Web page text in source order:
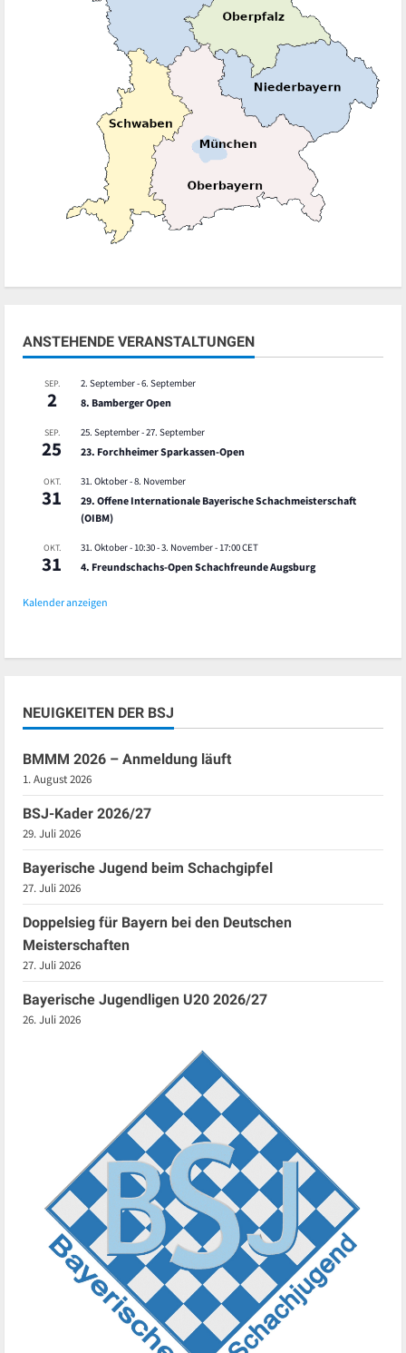
ANSTEHENDE VERANSTALTUNGEN
SEP.
2
2. September-6. September
8. Bamberger Open
SEP.
25
25. September-27. September
23. Forchheimer Sparkassen-Open
OKT.
31
31. Oktober-8. November
29. Offene Internationale Bayerische Schachmeisterschaft
(OIBM)
OKT.
31
31. Oktober - 10:30-3. November - 17:00CET
4. Freundschachs-Open Schachfreunde Augsburg
Kalender anzeigen
NEUIGKEITEN DER BSJ
BMMM 2026 – Anmeldung läuft
1. August 2026
BSJ-Kader 2026/27
29. Juli 2026
Bayerische Jugend beim Schachgipfel
27. Juli 2026
Doppelsieg für Bayern bei den Deutschen
Meisterschaften
27. Juli 2026
Bayerische Jugendligen U20 2026/27
26. Juli 2026